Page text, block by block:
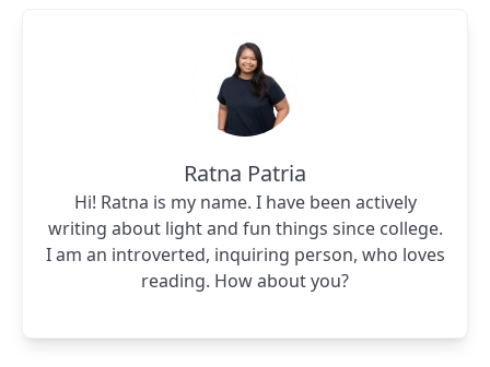
Ratna Patria
Hi! Ratna is my name. I have been actively
writing about light and fun things since college.
I am an introverted, inquiring person, who loves
reading. How about you?